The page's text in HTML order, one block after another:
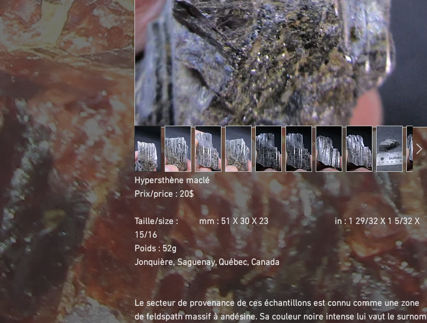
Hypersthène maclé
Prix/price : 20$
Taille/size : mm : 51 X 30 X 23 in : 1 29/32 X 1 5/32 X
15/16
Poids : 52g
Jonquière, Saguenay, Québec, Canada
Le secteur de provenance de ces échantillons est connu comme une zone
de feldspath massif à andésine. Sa couleur noire intense lui vaut le surnom